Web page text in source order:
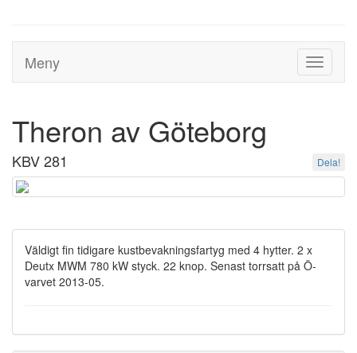
Toggle
Meny
Theron av Göteborg
KBV 281 Dela!
Väldigt fin tidigare kustbevakningsfartyg med 4 hytter. 2 x
Deutx MWM 780 kW styck. 22 knop. Senast torrsatt på Ö-
varvet 2013-05.